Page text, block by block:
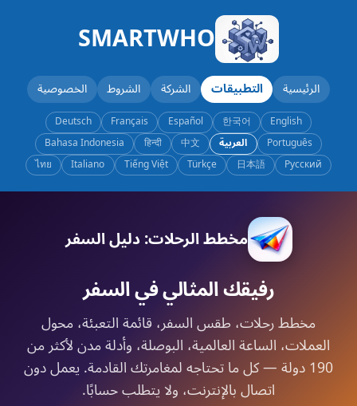
SMARTWHO
الرئيسية التطبيقات الشركة الشروط الخصوصية
English
한국어
Español
Français
Deutsch
Português
العربية 中文
हिन्दी
Bahasa Indonesia
Русский
日本語
Türkçe
Tiếng Việt
Italiano
ไทย
مخطط الرحلات: دليل السفر
رفيقك المثالي في السفر
مخطط رحلات، طقس السفر، قائمة التعبئة، محول
العملات، الساعة العالمية، البوصلة، وأدلة مدن لأكثر من
190 دولة — كل ما تحتاجه لمغامرتك القادمة. يعمل دون
اتصال بالإنترنت، ولا يتطلب حسابًا.